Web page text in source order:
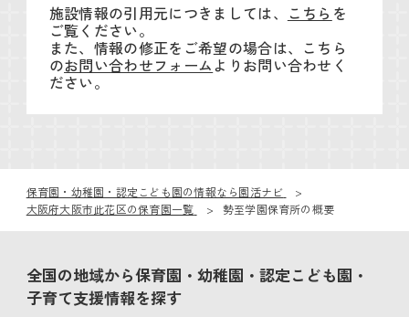
施設情報の引用元につきましては、 こちら を
ご覧ください。
また、情報の修正をご希望の場合は、こちら
のお問い合わせフォームよりお問い合わせく
ださい。
保育園・幼稚園・認定こども園の情報なら園活ナビ
大阪府大阪市此花区の保育園一覧
勢至学園保育所の概要
全国の地域から保育園・幼稚園・認定こども園・
子育て支援情報を探す